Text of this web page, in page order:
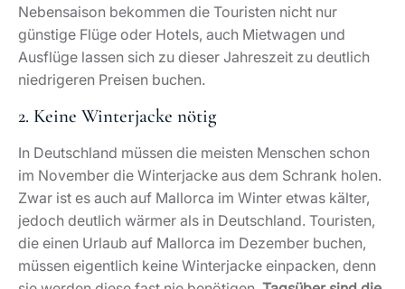
Nebensaison bekommen die Touristen nicht nur
günstige Flüge oder Hotels, auch Mietwagen und
Ausflüge lassen sich zu dieser Jahreszeit zu deutlich
niedrigeren Preisen buchen.
2. Keine Winterjacke nötig
In Deutschland müssen die meisten Menschen schon
im November die Winterjacke aus dem Schrank holen.
Zwar ist es auch auf Mallorca im Winter etwas kälter,
jedoch deutlich wärmer als in Deutschland. Touristen,
die einen Urlaub auf Mallorca im Dezember buchen,
müssen eigentlich keine Winterjacke einpacken, denn